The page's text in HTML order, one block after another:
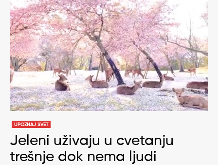
UPOZNAJ SVET
Jeleni uživaju u cvetanju
trešnje dok nema ljudi